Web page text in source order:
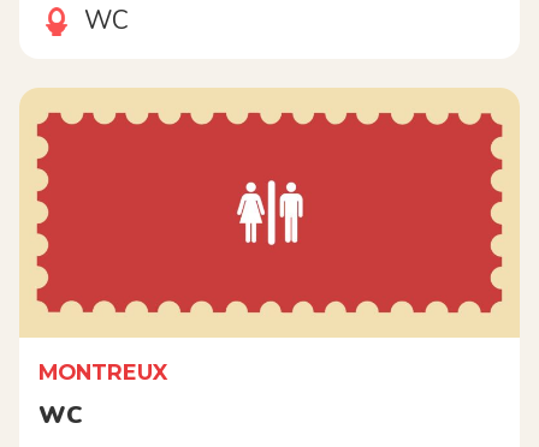
WC
MONTREUX
WC